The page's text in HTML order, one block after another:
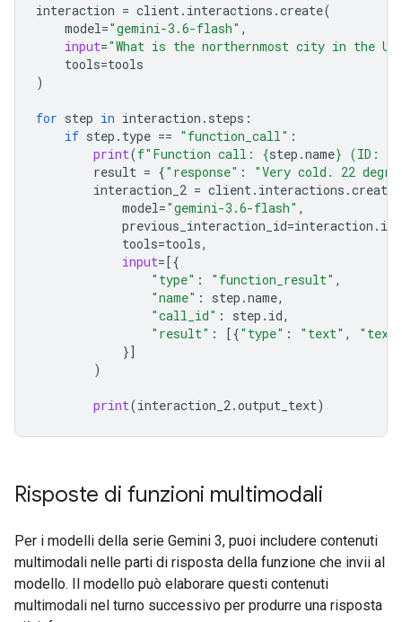
interaction = client. interactions .create(
model="gemini-3.6-flash" ,
input="What is the northernmost city in the
tools=tools
)
for step in interaction . steps :
if step . type == "function_call" :
print(f"Function call: {step .name} (ID:
result = {"response" :
"Very cold. 22
interaction_2 = client. interactions .create
model="gemini-3.6-flash" ,
previous_interaction_id=interaction . id
tools=tools,
input= [{
"type" : "function_result" ,
"name" : step .name,
"call_id" : step . id,
"result" : [{"type" : "text" ,
}]
)
print(interaction_2.output_text)
Risposte di funzioni multimodali
Per i modelli della serie Gemini 3, puoi includere contenuti
multimodali nelle parti di risposta della funzione che invii al
modello. Il modello può elaborare questi contenuti
multimodali nel turno successivo per produrre una risposta